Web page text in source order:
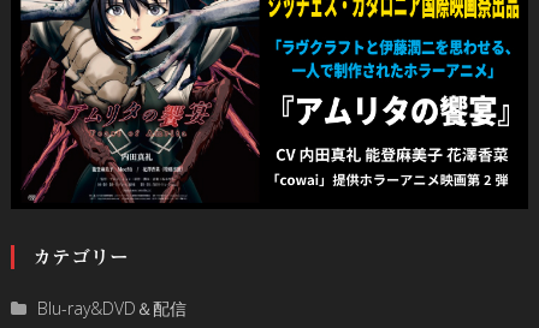
カテゴリー
Blu-ray&DVD＆配信